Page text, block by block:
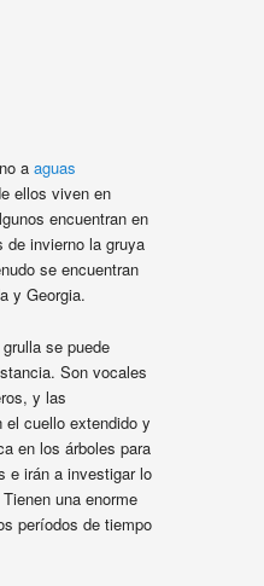
a aguas
ellos viven en
encuentran en
de invierno la gruya
se encuentran
y Georgia.
se puede
Son vocales
y las
cuello extendido y
en los árboles para
e irán a investigar lo
una enorme
períodos de tiempo